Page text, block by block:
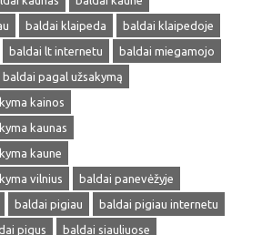
baldai klaipeda
baldai klaipedoje
baldai lt internetu
baldai miegamojo
baldai pagal užsakymą
kainos
kaunas
kaune
vilnius
baldai panevėžyje
baldai pigiau
baldai pigiau internetu
pigus baldai siauliuose